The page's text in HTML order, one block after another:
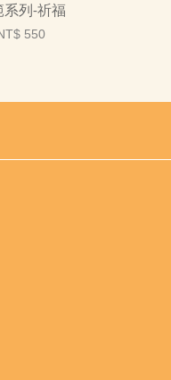
系列-祈福
550